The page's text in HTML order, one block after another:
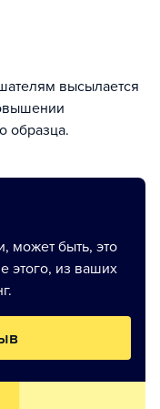
высылается
образца.
может быть, это
этого, из ваших